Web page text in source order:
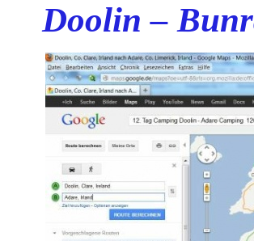
Doolin –